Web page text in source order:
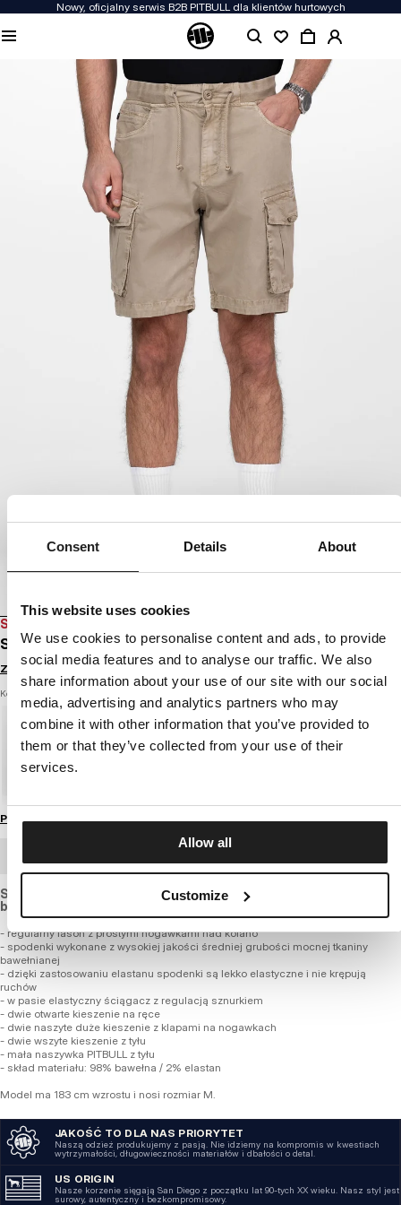
Consent Details About
This website uses cookies
We use cookies to personalise content and ads, to provide
social media features and to analyse our traffic. We also
share information about your use of our site with our social
media, advertising and analytics partners who may
combine it with other information that you’ve provided to
them or that they’ve collected from your use of their
services.
Allow all
Customize
Nowy, oficjalny serwis B2B PITBULL dla klientów hurtowych
SALE
SZORTY BOJÓWKI PROCTOR
Zaloguj się by zobaczyć ceny
Kolor: light sand
Przewodnik po rozmiarach
Szorty bojówki o regularnym fasonie, z lekko elastycznej
bawełny.
- regularny fason z prostymi nogawkami nad kolano
- spodenki wykonane z wysokiej jakości średniej grubości mocnej tkaniny
bawełnianej
- dzięki zastosowaniu elastanu spodenki są lekko elastyczne i nie krępują
ruchów
- w pasie elastyczny ściągacz z regulacją sznurkiem
- dwie otwarte kieszenie na ręce
- dwie naszyte duże kieszenie z klapami na nogawkach
- dwie wszyte kieszenie z tyłu
- mała naszywka PITBULL z tyłu
- skład materiału: 98% bawełna / 2% elastan
Model ma 183 cm wzrostu i nosi rozmiar M.
JAKOŚĆ TO DLA NAS PRIORYTET
Naszą odzież produkujemy z pasją. Nie idziemy na kompromis w kwestiach
wytrzymałości, długowieczności materiałów i dbałości o detal.
US ORIGIN
Nasze korzenie sięgają San Diego z początku lat 90-tych XX wieku. Nasz styl jest
surowy, autentyczny i bezkompromisowy.